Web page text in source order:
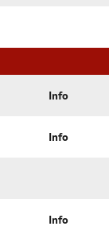
Info
Info
Info